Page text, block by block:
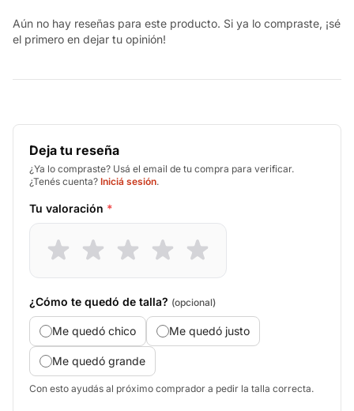
Aún no hay reseñas para este producto. Si ya lo compraste, ¡sé
el primero en dejar tu opinión!
Deja tu reseña
¿Ya lo compraste? Usá el email de tu compra para verificar.
¿Tenés cuenta? Iniciá sesión.
Tu valoración *
¿Cómo te quedó de talla? (opcional)
Me quedó chico Me quedó justo
Me quedó grande
Con esto ayudás al próximo comprador a pedir la talla correcta.